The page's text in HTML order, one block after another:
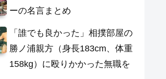
ーの名言まとめ
「誰でも良かった」相撲部屋の
勝ノ浦親方（身長183cm、体重
158kg）に殴りかかった無職を